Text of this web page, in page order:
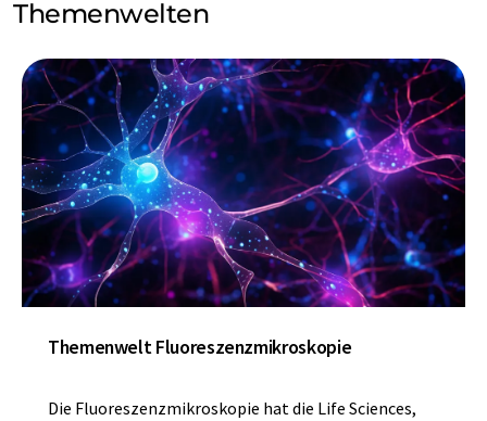
Themenwelten
Themenwelt Fluoreszenzmikroskopie
Die Fluoreszenzmikroskopie hat die Life Sciences,